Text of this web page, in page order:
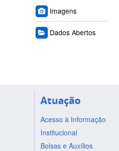
Imagens
Dados Abertos
Atuação
Acesso à Informação
Institucional
Bolsas e Auxílios